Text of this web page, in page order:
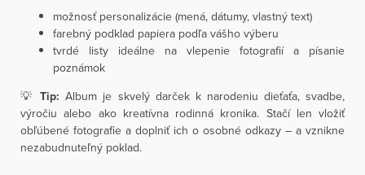
možnosť personalizácie (mená, dátumy, vlastný text)
farebný podklad papiera podľa vášho výberu
tvrdé listy ideálne na vlepenie fotografií a písanie
poznámok
💡Tip: Album je skvelý darček k narodeniu dieťaťa, svadbe,
výročiu alebo ako kreatívna rodinná kronika. Stačí len vložiť
obľúbené fotografie a doplniť ich o osobné odkazy – a vznikne
nezabudnuteľný poklad.